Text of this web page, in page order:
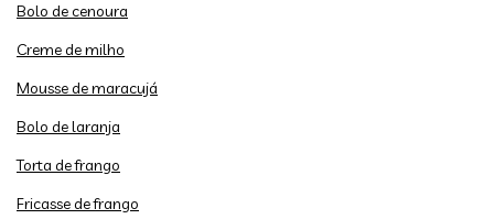
Bolo de cenoura
Creme de milho
Mousse de maracujá
Bolo de laranja
Torta de frango
Fricasse de frango